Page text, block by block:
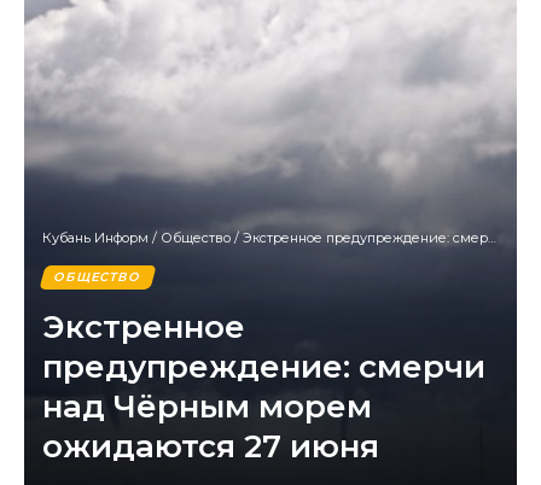
Кубань Информ / Общество / Экстренное предупреждение: смерчи над Чёрным морем ожидаются 27 июня
ОБЩЕСТВО
Экстренное
предупреждение: смерчи
над Чёрным морем
ожидаются 27 июня